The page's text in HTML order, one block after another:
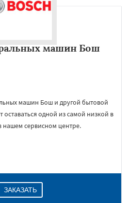
машин Бош
машин Бош и другой бытовой
оставаться одной из самой низкой в
нашем сервисном центре.
ЗАКАЗАТЬ